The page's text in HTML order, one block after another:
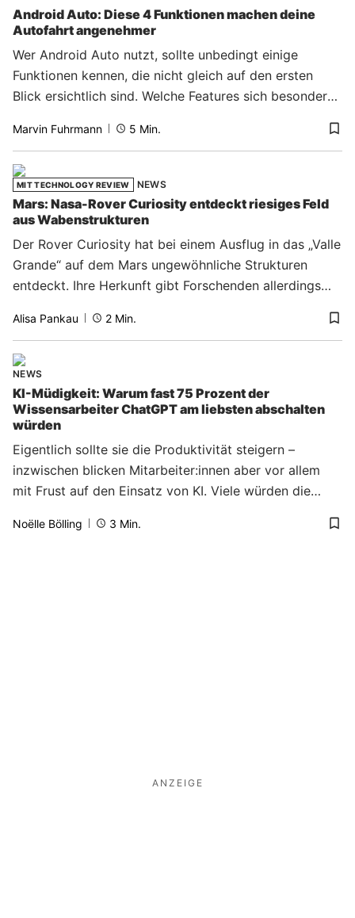
Android Auto: Diese 4 Funktionen machen deine
Autofahrt angenehmer
Wer Android Auto nutzt, sollte unbedingt einige
Funktionen kennen, die nicht gleich auf den ersten
Blick ersichtlich sind. Welche Features sich besonders
Marvin Fuhrmann 5 Min.
MIT TECHNOLOGY REVIEW NEWS
Mars: Nasa-Rover Curiosity entdeckt riesiges Feld
aus Wabenstrukturen
Der Rover Curiosity hat bei einem Ausflug in das „Valle
Grande“ auf dem Mars ungewöhnliche Strukturen
entdeckt. Ihre Herkunft gibt Forschenden allerdings
Alisa Pankau 2 Min.
NEWS
KI-Müdigkeit: Warum fast 75 Prozent der
Wissensarbeiter ChatGPT am liebsten abschalten
würden
Eigentlich sollte sie die Produktivität steigern –
inzwischen blicken Mitarbeiter:innen aber vor allem
mit Frust auf den Einsatz von KI. Viele würden die
Noëlle Bölling 3 Min.
ANZEIGE